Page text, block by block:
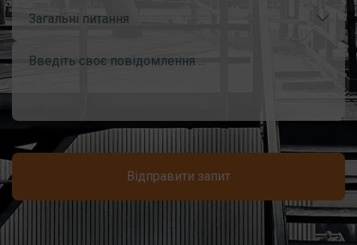
Загальні питання
Відправити запит